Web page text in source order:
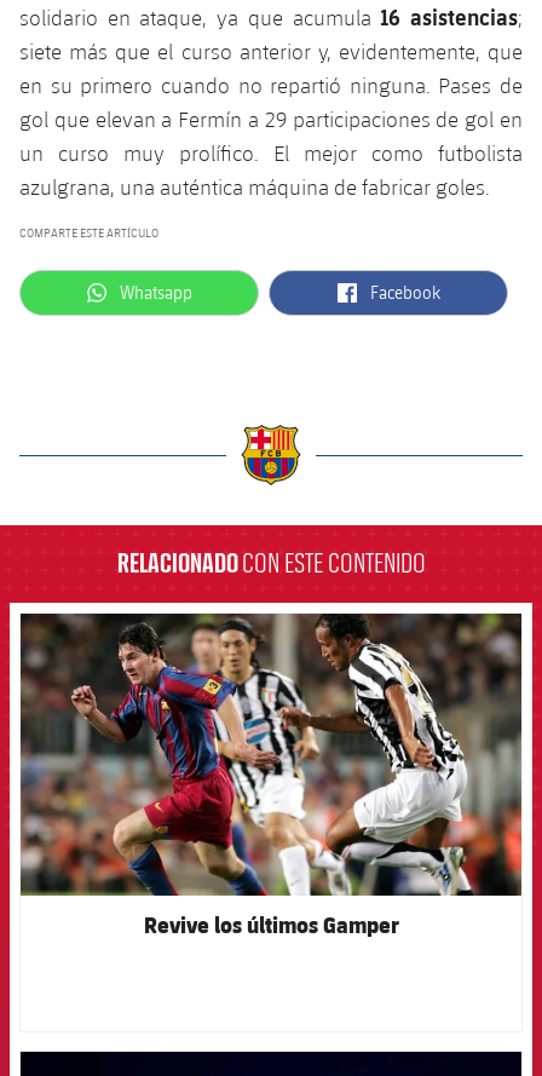
Jugadores
Calendario
Resultados
Clasificaciones
Noticias
Voleibol masculino
Voleibol femenino
Apúntate a las amateurs
Apúntate a las amateurs
Carnet de las Secciones Amateurs
PLUSICON
MÁS
League of Legends
VALORANT Game Changers
solidario en ataque, ya que acumula 16 asistencias;
siete más que el curso anterior y, evidentemente, que
en su primero cuando no repartió ninguna. Pases de
gol que elevan a Fermín a 29 participaciones de gol en
un curso muy prolífico. El mejor como futbolista
azulgrana, una auténtica máquina de fabricar goles.
COMPARTE ESTE ARTÍCULO
label.aria.whatsapp
Whatsapp label.aria.facebook
Facebook
RELACIONADOCON ESTE CONTENIDO
FCB Barcelona badge
Revive los últimos Gamper